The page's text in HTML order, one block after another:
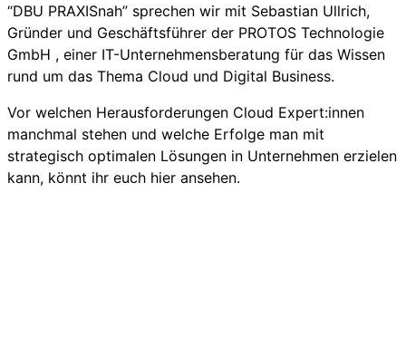
“DBU PRAXISnah” sprechen wir mit Sebastian Ullrich,
Gründer und Geschäftsführer der PROTOS Technologie
GmbH , einer IT-Unternehmensberatung für das Wissen
rund um das Thema Cloud und Digital Business.
Vor welchen Herausforderungen Cloud Expert:innen
manchmal stehen und welche Erfolge man mit
strategisch optimalen Lösungen in Unternehmen erzielen
kann, könnt ihr euch hier ansehen.